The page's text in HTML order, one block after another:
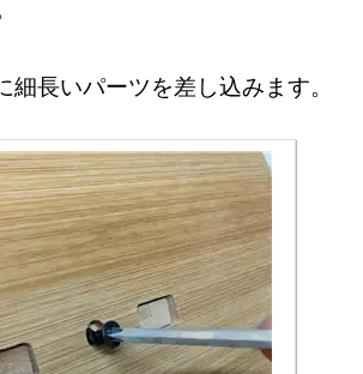
細長いパーツを差し込みます。